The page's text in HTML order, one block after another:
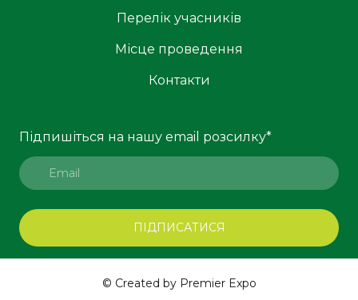
Перелік учасників
Місце проведення
Контакти
Підпишіться на нашу email розсилку*
ПІДПИСАТИСЯ
© Created by Premier Expo